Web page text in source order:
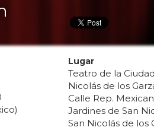
Lugar
Teatro de la
Nicolás de los
Calle Rep.
Jardines de San
San Nicolás de los